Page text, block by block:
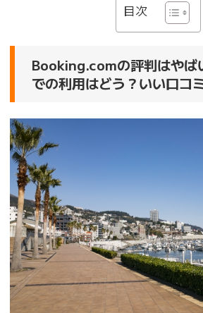
目次
Booking.comの評判はやば
での利用はどう？いい口コ